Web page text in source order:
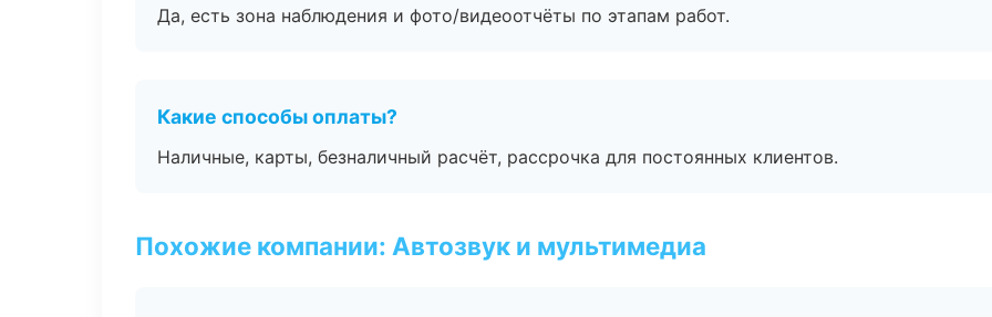
Да, есть зона наблюдения и фото/видеоотчёты по этапам работ.
Какие способы оплаты?
Наличные, карты, безналичный расчёт, рассрочка для постоянных клиентов.
Похожие компании: Автозвук и мультимедиа